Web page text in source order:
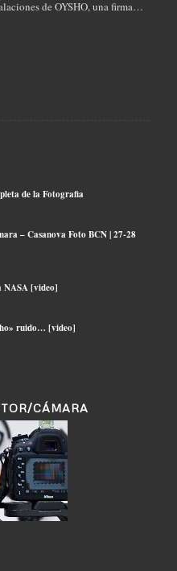
de OYSHO, una firma…
de la Fotografia
– Casanova Foto BCN | 27-28
NASA [video]
ruido… [video]
CÁMARA